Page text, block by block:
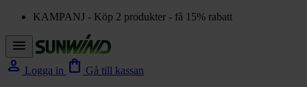
KAMPANJ - Köp 2 produkter - få 15% rabatt
menu
person Logga in shopping_bag Gå till kassan